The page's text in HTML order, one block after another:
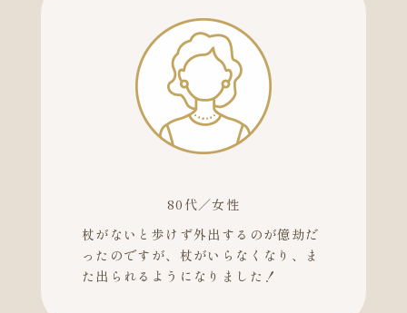
80代／女性
杖がないと歩けず外出するのが億劫だ
ったのですが、杖がいらなくなり、ま
た出られるようになりました！